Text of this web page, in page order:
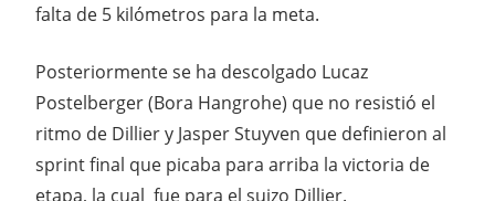
falta de 5 kilómetros para la meta.
Posteriormente se ha descolgado Lucaz
Postelberger (Bora Hangrohe) que no resistió el
ritmo de Dillier y Jasper Stuyven que definieron al
sprint final que picaba para arriba la victoria de
etapa, la cual fue para el suizo Dillier.